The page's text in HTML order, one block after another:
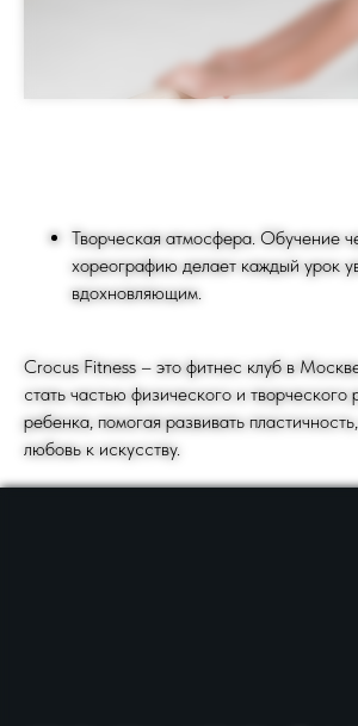
Творческая атмосфера. Обучение
хореографию делает каждый урок
вдохновляющим.
Crocus Fitness – это фитнес клуб в
стать частью физического и творческого
ребенка, помогая развивать
любовь к искусству.